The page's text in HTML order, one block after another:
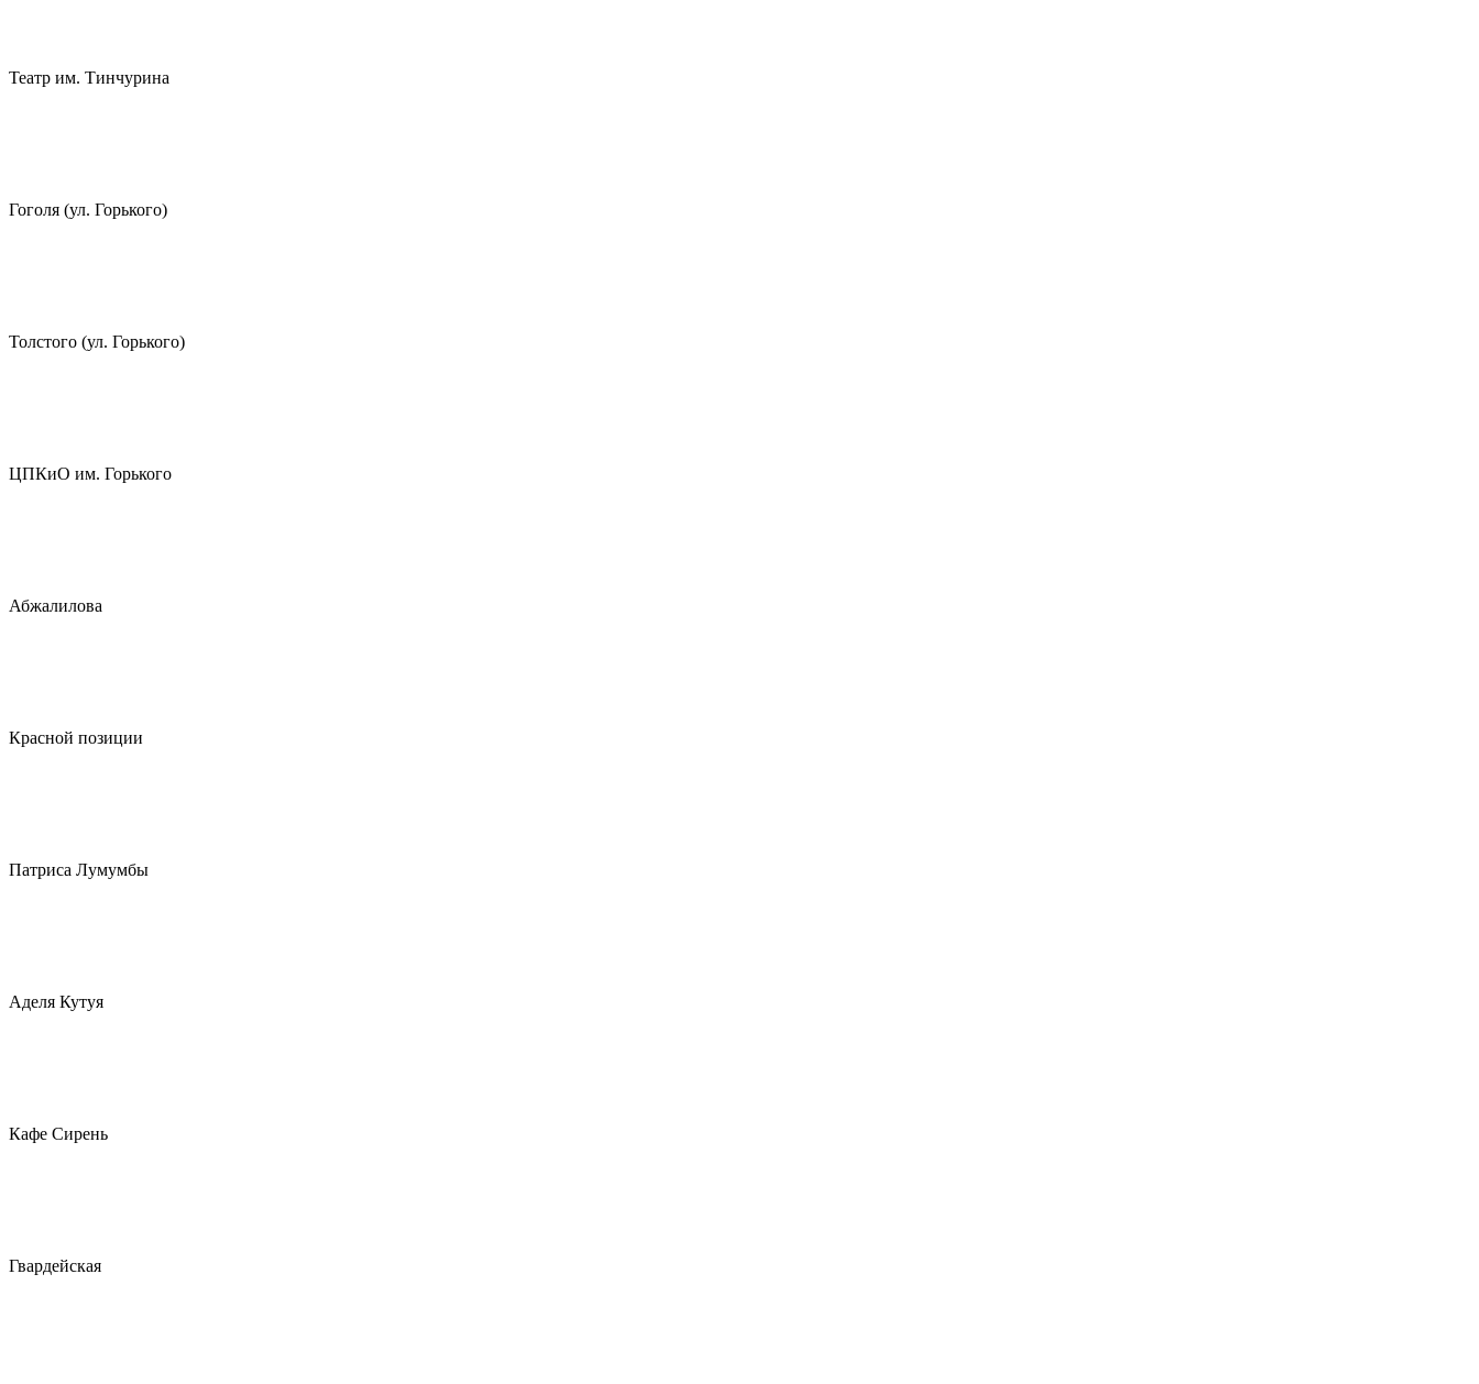
Театр им. Тинчурина
Гоголя (ул. Горького)
Толстого (ул. Горького)
ЦПКиО им. Горького
Абжалилова
Красной позиции
Патриса Лумумбы
Аделя Кутуя
Кафе Сирень
Гвардейская